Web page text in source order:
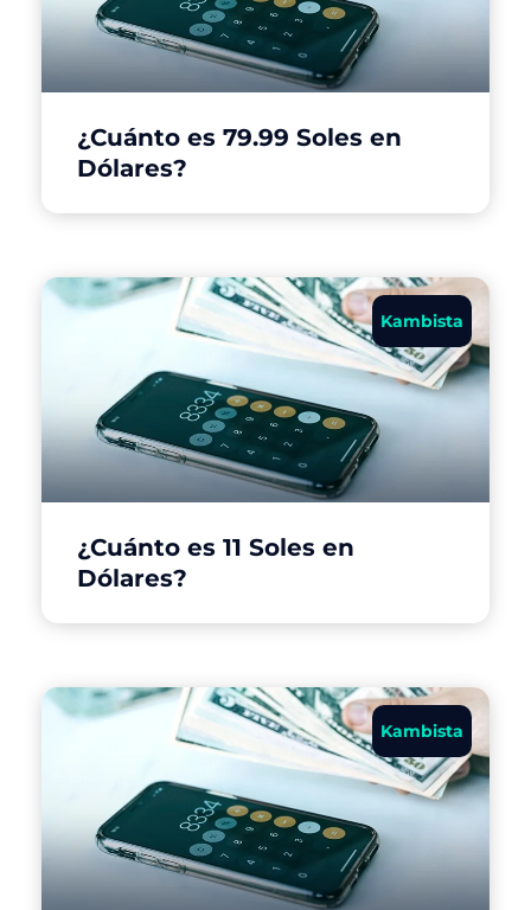
¿Cuánto es 79.99 Soles en
Dólares?
Kambista
¿Cuánto es 11 Soles en
Dólares?
Kambista